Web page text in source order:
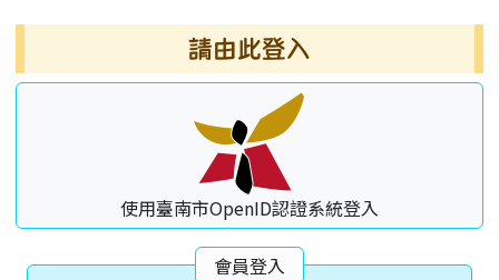
請由此登入
使用臺南市OpenID認證系統登入
會員登入